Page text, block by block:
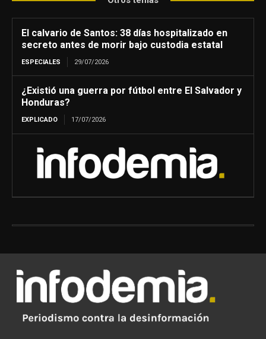
El calvario de Santos: 38 días hospitalizado en
secreto antes de morir bajo custodia estatal
ESPECIALES 29/07/2026
¿Existió una guerra por fútbol entre El Salvador y
Honduras?
EXPLICADO 17/07/2026